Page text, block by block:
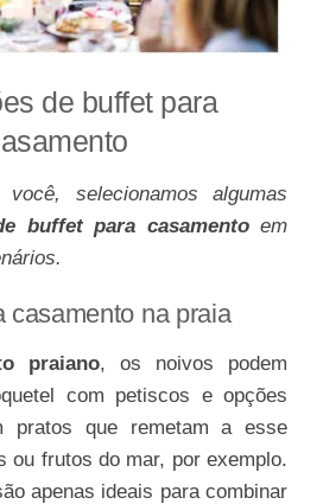
de buffet para
selecionamos algumas
buffet para casamentoem
casamento na praia
praiano, os noivos podem
com petiscos e opções
pratos que remetam a esse
ou frutos do mar, por exemplo.
apenas ideais para combinar